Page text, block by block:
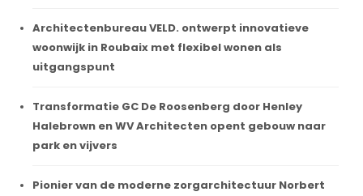
Architectenbureau VELD. ontwerpt innovatieve
woonwijk in Roubaix met flexibel wonen als
uitgangspunt
Transformatie GC De Roosenberg door Henley
Halebrown en WV Architecten opent gebouw naar
park en vijvers
Pionier van de moderne zorgarchitectuur Norbert